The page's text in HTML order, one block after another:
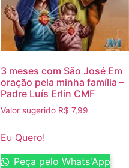
3 meses com São José Em
oração pela minha família –
Padre Luís Erlin CMF
Valor sugerido R$ 7,99
Eu Quero!
Peça pelo Whats'App